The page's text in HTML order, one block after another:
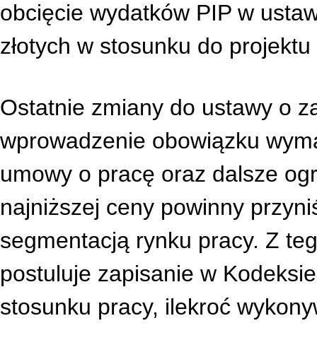
obcięcie wydatków PIP w
złotych w stosunku do
Ostatnie zmiany do ustawy o
wprowadzenie obowiązku
umowy o pracę oraz dalsze
najniższej ceny powinny
segmentacją rynku pracy. Z
postuluje zapisanie w
stosunku pracy, ilekroć